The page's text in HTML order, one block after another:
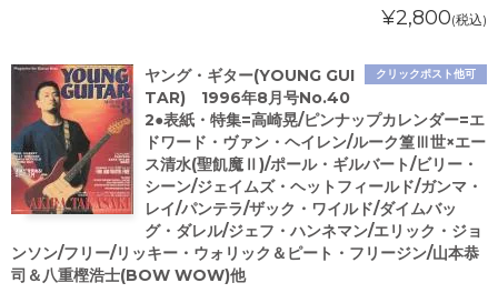
¥2,800(税込)
クリックポスト他可
ヤング・ギター(YOUNG GUI
TAR) 1996年8月号No.40
2●表紙・特集=高崎晃/ピンナップカレンダー=エ
ドワード・ヴァン・ヘイレン/ルーク篁Ⅲ世×エー
ス清水(聖飢魔Ⅱ)/ポール・ギルバート/ビリー・
シーン/ジェイムズ・ヘットフィールド/ガンマ・
レイ/パンテラ/ザック・ワイルド/ダイムバッ
グ・ダレル/ジェフ・ハンネマン/エリック・ジョ
ンソン/フリー/リッキー・ウォリック＆ピート・フリージン/山本恭
司＆八重樫浩士(BOW WOW)他